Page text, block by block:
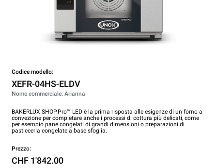
Codice modello:
XEFR-04HS-ELDV
Nome commerciale: Arianna
BAKERLUX SHOP.Pro™ LED è la prima risposta alle esigenze di un forno a
convezione per completare anche i processi di cottura più delicati, come
per esempio pane congelati di grandi dimensioni o preparazioni di
pasticceria congelate a base sfoglia.
Prezzo:
CHF 1'842.00